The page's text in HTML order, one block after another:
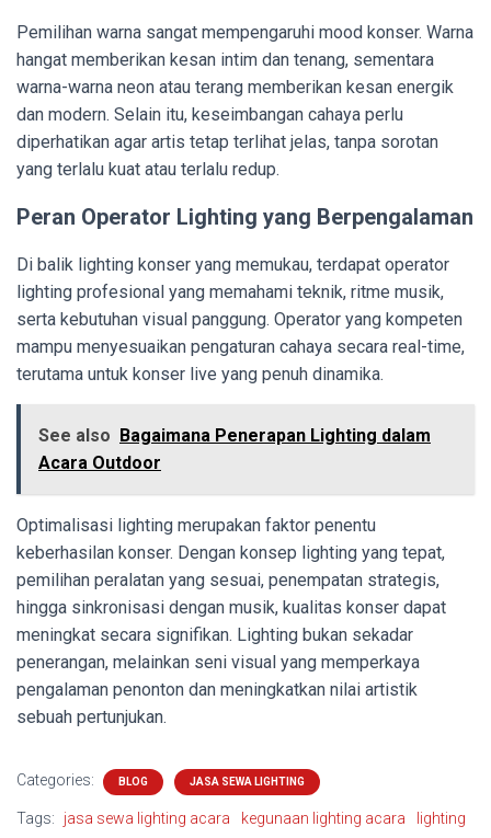
Pemilihan warna sangat mempengaruhi mood konser. Warna
hangat memberikan kesan intim dan tenang, sementara
warna-warna neon atau terang memberikan kesan energik
dan modern. Selain itu, keseimbangan cahaya perlu
diperhatikan agar artis tetap terlihat jelas, tanpa sorotan
yang terlalu kuat atau terlalu redup.
Peran Operator Lighting yang Berpengalaman
Di balik lighting konser yang memukau, terdapat operator
lighting profesional yang memahami teknik, ritme musik,
serta kebutuhan visual panggung. Operator yang kompeten
mampu menyesuaikan pengaturan cahaya secara real-time,
terutama untuk konser live yang penuh dinamika.
See also
Bagaimana Penerapan Lighting dalam
Acara Outdoor
Optimalisasi lighting merupakan faktor penentu
keberhasilan konser. Dengan konsep lighting yang tepat,
pemilihan peralatan yang sesuai, penempatan strategis,
hingga sinkronisasi dengan musik, kualitas konser dapat
meningkat secara signifikan. Lighting bukan sekadar
penerangan, melainkan seni visual yang memperkaya
pengalaman penonton dan meningkatkan nilai artistik
sebuah pertunjukan.
Categories: BLOG JASA SEWA LIGHTING
Tags: jasa sewa lighting acara kegunaan lighting acara
lighting